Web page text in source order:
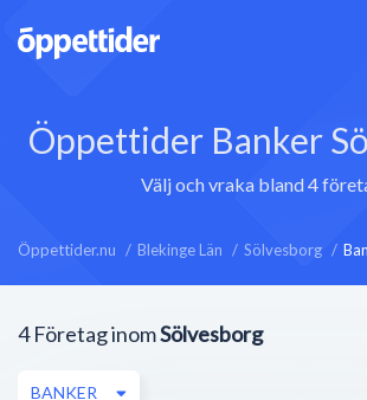
Öppettider Banker
Välj och vraka bland 4
Öppettider.nu Blekinge Län Sölvesborg
4 Företag inomSölvesborg
BANKER